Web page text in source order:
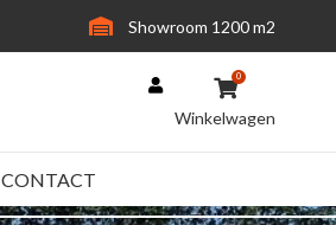
Showroom 1200 m2
0
CONTACT